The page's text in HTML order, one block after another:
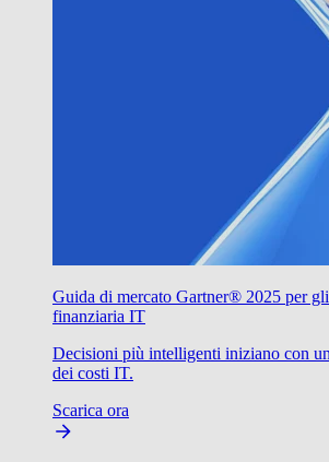
Guida di mercato Gartner® 2025 per
finanziaria IT
Decisioni più intelligenti iniziano con
dei costi IT.
Scarica ora